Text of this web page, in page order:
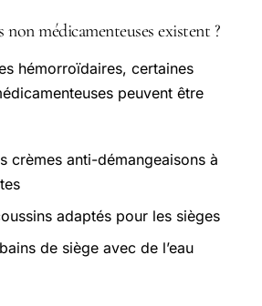
médicamenteuses existent ?
hémorroïdaires, certaines
peuvent être
crèmes anti-démangeaisons à
adaptés pour les sièges
de siège avec de l’eau